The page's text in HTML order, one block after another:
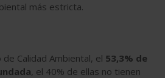
más estricta.
Calidad Ambiental, el 53,3% de
, el 40% de ellas no tienen